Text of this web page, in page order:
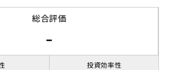
33,000
8名名
1973年12月
済み
商業地域
総合評価
-
投資効率性